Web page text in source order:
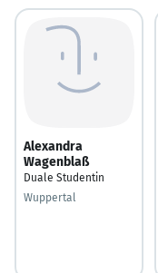
Alexandra
Wagenblaß
Duale Studentin
Wuppertal